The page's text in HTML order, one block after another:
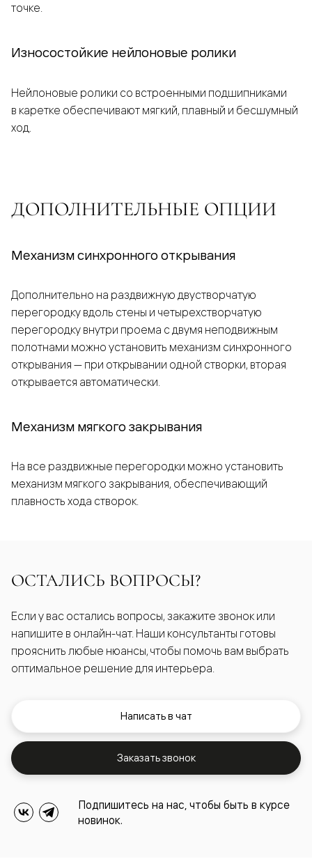
точке.
Износостойкие нейлоновые ролики
Нейлоновые ролики со встроенными подшипниками
в каретке обеспечивают мягкий, плавный и бесшумный
ход.
ДОПОЛНИТЕЛЬНЫЕ ОПЦИИ
Механизм синхронного открывания
Дополнительно на раздвижную двустворчатую
перегородку вдоль стены и четырехстворчатую
перегородку внутри проема с двумя неподвижным
полотнами можно установить механизм синхронного
открывания — при открывании одной створки, вторая
открывается автоматически.
Механизм мягкого закрывания
На все раздвижные перегородки можно установить
механизм мягкого закрывания, обеспечивающий
плавность хода створок.
ОСТАЛИСЬ ВОПРОСЫ?
Если у вас остались вопросы, закажите звонок или
напишите в онлайн-чат. Наши консультанты готовы
прояснить любые нюансы, чтобы помочь вам выбрать
оптимальное решение для интерьера.
Написать в чат
Заказать звонок
Подпишитесь на нас, чтобы быть в курсе
новинок.